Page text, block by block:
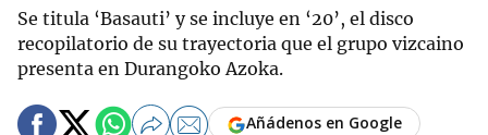
Se titula ‘Basauti’ y se incluye en ‘20’, el disco
recopilatorio de su trayectoria que el grupo vizcaino
presenta en Durangoko Azoka.
Añádenos en Google